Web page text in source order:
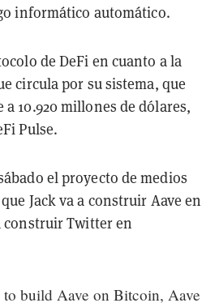
informático automático.
de DeFi en cuanto a la
circula por su sistema, que
10.920 millones de dólares,
Pulse.
el proyecto de medios
Jack va a construir Aave en
construir Twitter en
build Aave on Bitcoin, Aave